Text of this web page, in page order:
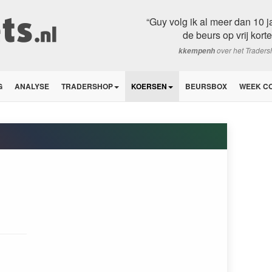
“Guy volg ik al meer dan 10
de beurs op vrij
kkempenhover het
ANALYSE TRADERSHOP KOERSEN BEURSBOX WEEK